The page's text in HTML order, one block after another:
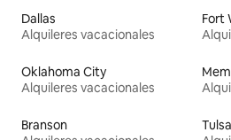
Dallas
Alquileres vacacionales
Fort
Oklahoma City
Alquileres vacacionales
Branson
Tulsa